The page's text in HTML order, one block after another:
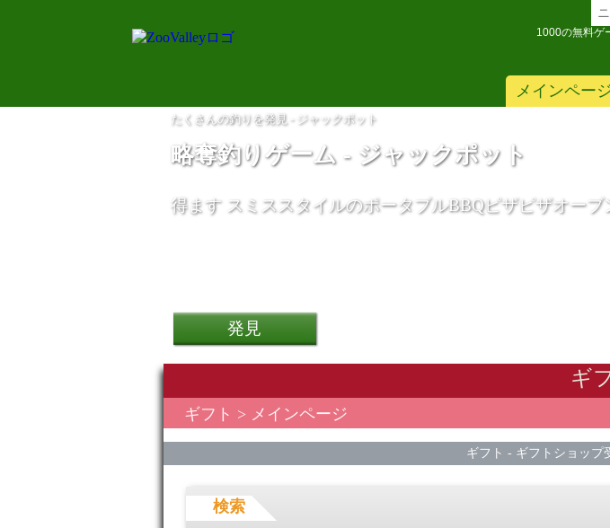
メインペー
1000の無料ゲ
たくさんの釣りを発見 - ジャックポット
略奪釣りゲーム - ジャックポット
得ます スミススタイルのポータブルBBQピザピザオーブ
発見
モトローラ Moto E13
ギ
ギフト > メインページ
ギフト - ギフトショップ
検索